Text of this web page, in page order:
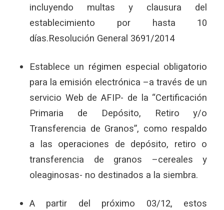
incluyendo multas y clausura del
establecimiento por hasta 10
días.Resolución General 3691/2014
Establece un régimen especial obligatorio
para la emisión electrónica –a través de un
servicio Web de AFIP- de la “Certificación
Primaria de Depósito, Retiro y/o
Transferencia de Granos”, como respaldo
a las operaciones de depósito, retiro o
transferencia de granos –cereales y
oleaginosas- no destinados a la siembra.
A partir del próximo 03/12, estos